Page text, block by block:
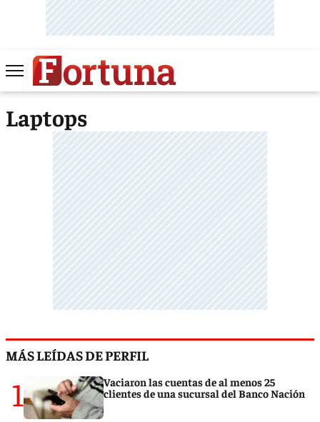
Laptops
MÁS LEÍDAS DE PERFIL
1
Vaciaron las cuentas de al menos 25
clientes de una sucursal del Banco Nación